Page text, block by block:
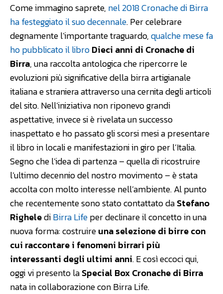
Come immagino saprete, nel 2018 Cronache di Birra
ha festeggiato il suo decennale. Per celebrare
degnamente l’importante traguardo,qualche mese fa
ho pubblicato il libroDieci anni di Cronache di
Birra, una raccolta antologica che ripercorre le
evoluzioni più significative della birra artigianale
italiana e straniera attraverso una cernita degli articoli
del sito. Nell’iniziativa non riponevo grandi
aspettative, invece si è rivelata un successo
inaspettato e ho passato gli scorsi mesi a presentare
il libro in locali e manifestazioni in giro per l’Italia.
Segno che l’idea di partenza – quella di ricostruire
l’ultimo decennio del nostro movimento – è stata
accolta con molto interesse nell’ambiente. Al punto
che recentemente sono stato contattato daStefano
RighelediBirra Lifeper declinare il concetto in una
nuova forma: costruireuna selezione di birre con
cui raccontare i fenomeni birrari più
interessanti degli ultimi anni. E così eccoci qui,
oggi vi presento laSpecial Box Cronache di Birra
nata in collaborazione con Birra Life.